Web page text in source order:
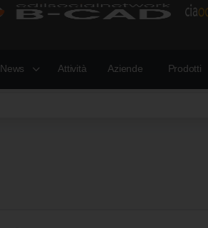
News Attività Aziende Prodotti